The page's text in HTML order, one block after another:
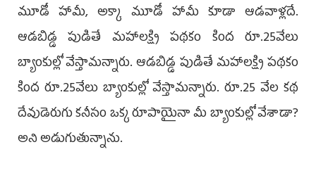
మూడో హామీ, అక్కా మూడో హామీ కూడా ఆడవాళ్లదే.
ఆడబిడ్డ పుడితే మహాలక్ష్మి పథకం కింద రూ.25వేలు
బ్యాంకుల్లో వేస్తామన్నారు. ఆడబిడ్డ పుడితే మహాలక్ష్మి పథకం
కింద రూ.25వేలు బ్యాంకుల్లో వేస్తామన్నారు. రూ.25 వేల కథ
దేవుడెరుగు కనీసం ఒక్క రూపాయైనా మీ బ్యాంకుల్లో వేశాడా?
అని అడుగుతున్నాను.